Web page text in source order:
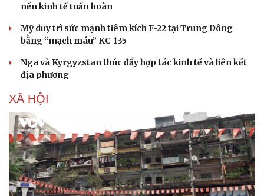
Doanh nghiệp
Thông tin doanh nghiệp
Doanh nghiệp 24h
Doanh nhân
Vì cộng đồng
Công nghệ
Sành điệu
Tin Công nghệ
Trải nghiệm
Chuyển đổi số
nền kinh tế tuần hoàn
Mỹ duy trì sức mạnh tiêm kích F-22 tại Trung Đông
bằng “mạch máu” KC-135
Nga và Kyrgyzstan thúc đẩy hợp tác kinh tế và liên kết
địa phương
XÃ HỘI